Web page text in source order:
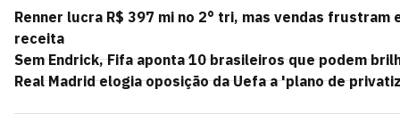
Renner lucra R$ 397 mi no 2° tri, mas vendas
receita
Sem Endrick, Fifa aponta 10 brasileiros que podem
Real Madrid elogia oposição da Uefa a 'plano de